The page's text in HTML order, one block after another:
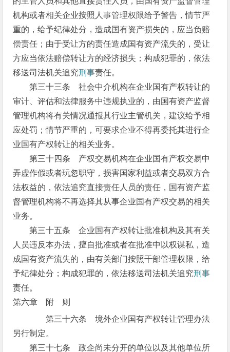
机构或者相关企业按照人事管理权限给予警告，情节严
重的，给予纪律处分，造成国有资产损失的，应当负赔
偿责任；由于受让方的责任造成国有资产流失的，受让
方应当依法赔偿转让方的经济损失；构成犯罪的，依法
移送司法机关追究刑事责任。
第三十三条 社会中介机构在企业国有产权转让的
审计、评估和法律服务中违规执业的，由国有资产监督
管理机构将有关情况通报其行业主管机关，建议给予相
应处罚；情节严重的，可要求企业不得再委托其进行企
业国有产权转让的相关业务。
第三十四条 产权交易机构在企业国有产权交易中
弄虚作假或者玩忽职守，损害国家利益或者交易双方合
法权益的，依法追究直接责任人员的责任，国有资产监
督管理机构将不再选择其从事企业国有产权交易的相关
业务。
第三十五条 企业国有产权转让批准机构及其有关
人员违反本办法，擅自批准或者在批准中以权谋私，造
成国有资产流失的，由有关部门按照干部管理权限，给
予纪律处分；构成犯罪的，依法移送司法机关追究刑事
责任。
第六章 附 则
第三十六条 境外企业国有产权转让管理办法
另行制定。
第三十七条 政企尚未分开的单位以及其他单位所